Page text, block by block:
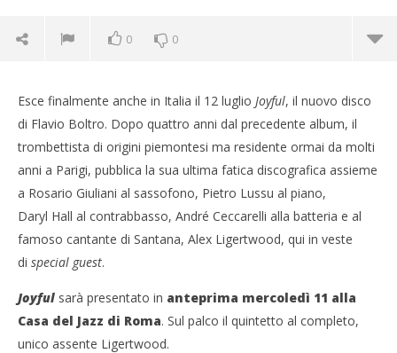
0 0
Esce finalmente anche in Italia il 12 luglio Joyful, il nuovo disco
di Flavio Boltro. Dopo quattro anni dal precedente album, il
trombettista di origini piemontesi ma residente ormai da molti
anni a Parigi, pubblica la sua ultima fatica discografica assieme
a Rosario Giuliani al sassofono, Pietro Lussu al piano,
Daryl Hall al contrabbasso, André Ceccarelli alla batteria e al
famoso cantante di Santana, Alex Ligertwood, qui in veste
di special guest.
Joyful sarà presentato in anteprima mercoledì 11 alla
Casa del Jazz di Roma. Sul palco il quintetto al completo,
unico assente Ligertwood.